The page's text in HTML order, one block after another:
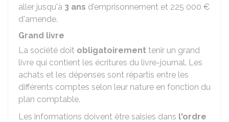
aller jusqu'à 3 ans d'emprisonnement et 225 000 €
d'amende.
Grand livre
La société doit obligatoirement tenir un grand
livre qui contient les écritures du livre-journal. Les
achats et les dépenses sont répartis entre les
différents comptes selon leur nature en fonction du
plan comptable.
Les informations doivent être saisies dans l'ordre